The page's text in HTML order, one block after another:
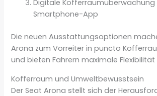
Digitale Kofferraumüberwachung
Smartphone-App
Die neuen Ausstattungsoptionen
Arona zum Vorreiter in puncto
und bieten Fahrern maximale Flexibilität
Kofferraum und Umweltbewusstsein
Der Seat Arona stellt sich der